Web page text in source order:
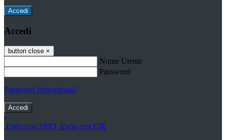
Accedi
Accedi
button close ×
Nome Utente
Password
Password dimenticata?
-
Entra con SPID Entra con CIE